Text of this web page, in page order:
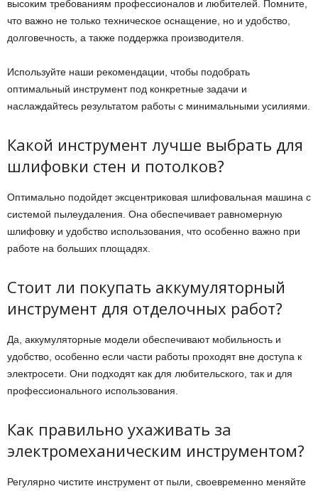
высоким требованиям профессионалов и любителей. Помните,
что важно не только техническое оснащение, но и удобство,
долговечность, а также поддержка производителя.
Используйте наши рекомендации, чтобы подобрать
оптимальный инструмент под конкретные задачи и
наслаждайтесь результатом работы с минимальными усилиями.
Какой инструмент лучше выбрать для
шлифовки стен и потолков?
Оптимально подойдет эксцентриковая шлифовальная машина с
системой пылеудаления. Она обеспечивает равномерную
шлифовку и удобство использования, что особенно важно при
работе на больших площадях.
Стоит ли покупать аккумуляторный
инструмент для отделочных работ?
Да, аккумуляторные модели обеспечивают мобильность и
удобство, особенно если части работы проходят вне доступа к
электросети. Они подходят как для любительского, так и для
профессионального использования.
Как правильно ухаживать за
электромеханическим инструментом?
Регулярно чистите инструмент от пыли, своевременно меняйте